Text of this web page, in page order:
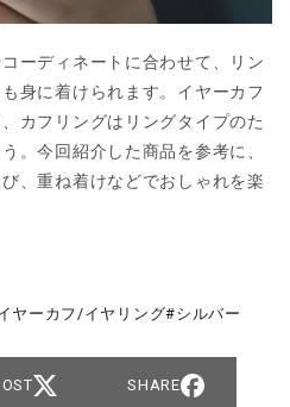
ーディネートに合わせて、リン
身に着けられます。イヤーカフ
カフリングはリングタイプのた
。今回紹介した商品を参考に、
、重ね着けなどでおしゃれを楽
ヤーカフ/イヤリング シルバー
SHARE